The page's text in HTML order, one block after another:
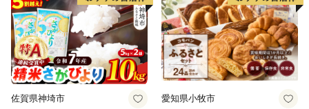
佐賀県神埼市 愛知県小牧市